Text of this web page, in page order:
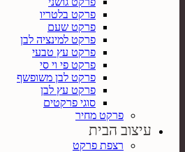
פרקט בלטריו
פרקט שעם
פרקט למינציה לבן
פרקט עץ טבעי
פרקט פי וי סי
פרקט לבן משופשף
פרקט עץ לבן
סוגי פרקטים
פרקט מחיר
עיצוב הבית
רצפת פרקט